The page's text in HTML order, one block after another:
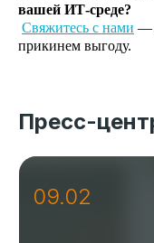
вашей ИТ-среде?
Свяжитесь с нами —
прикинем выгоду.
Пресс-
09.02